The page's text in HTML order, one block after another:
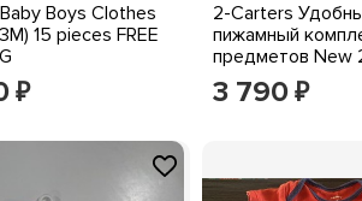
Boys Clothes
15 pieces FREE
₽
2-Carters
пижамный
предметов New
Stars, Эластичный
шелковистый
3 790 ₽